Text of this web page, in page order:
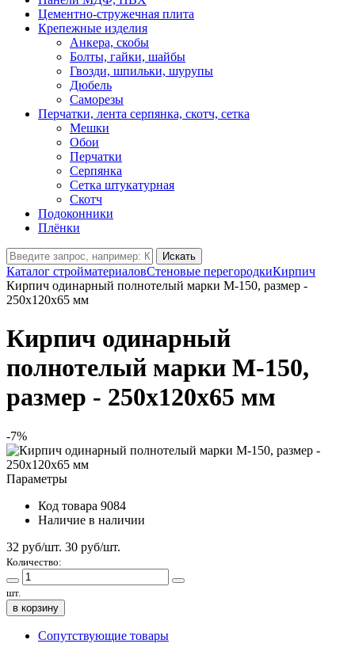
Цементно-стружечная плита
Крепежные изделия
Анкера, скобы
Болты, гайки, шайбы
Гвозди, шпильки, шурупы
Дюбель
Саморезы
Перчатки, лента серпянка, скотч, сетка
Мешки
Обои
Перчатки
Серпянка
Сетка штукатурная
Скотч
Подоконники
Плёнки
Искать
Каталог стройматериаловСтеновые перегородкиКирпич
Кирпич одинарный полнотелый марки М-150, размер -
250х120х65 мм
Кирпич одинарный
полнотелый марки М-150,
размер - 250х120х65 мм
-7%
Параметры
Код товара 9084
Наличие в наличии
32 руб/шт. 30 руб/шт.
Количество:
шт.
в корзину
Сопутствующие товары